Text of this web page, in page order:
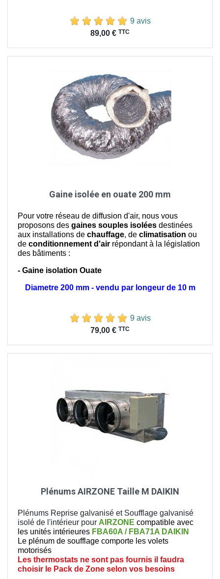
9 avis
89,00 € TTC
Gaine isolée en ouate 200 mm
Pour votre réseau de diffusion d'air, nous vous
proposons des gaines souples isolées destinées
aux installations de chauffage, de climatisation ou
de conditionnement d'air répondant à la législation
des bâtiments :
- Gaine isolation Ouate
Diametre 200 mm - vendu par longeur de 10 m
9 avis
79,00 € TTC
Plénums AIRZONE Taille M DAIKIN
Plénums Reprise galvanisé et Soufflage galvanisé
isolé de l'intérieur pour AIRZONE compatible avec
les unités intérieures FBA60A / FBA71A DAIKIN
Le plénum de soufflage comporte les volets
motorisés
Les thermostats ne sont pas fournis il faudra
choisir le Pack de Zone selon vos besoins